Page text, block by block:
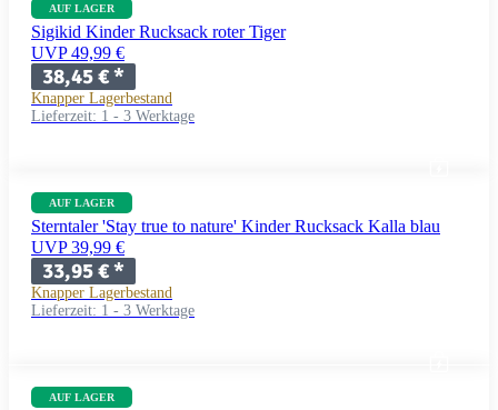
AUF LAGER
Sigikid Kinder Rucksack roter Tiger
UVP 49,99 €
38,45 €*
Knapper Lagerbestand
Lieferzeit: 1 - 3 Werktage
AUF LAGER
Sterntaler 'Stay true to nature' Kinder Rucksack Kalla blau
UVP 39,99 €
33,95 €*
Knapper Lagerbestand
Lieferzeit: 1 - 3 Werktage
AUF LAGER